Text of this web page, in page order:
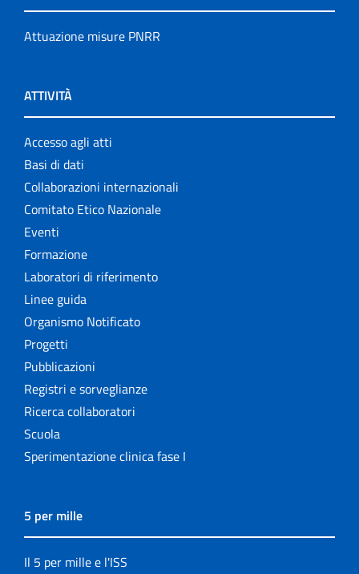
Attuazione misure PNRR
ATTIVITÀ
Accesso agli atti
Basi di dati
Collaborazioni internazionali
Comitato Etico Nazionale
Eventi
Formazione
Laboratori di riferimento
Linee guida
Organismo Notificato
Progetti
Pubblicazioni
Registri e sorveglianze
Ricerca collaboratori
Scuola
Sperimentazione clinica fase I
5 per mille
Il 5 per mille e l'ISS